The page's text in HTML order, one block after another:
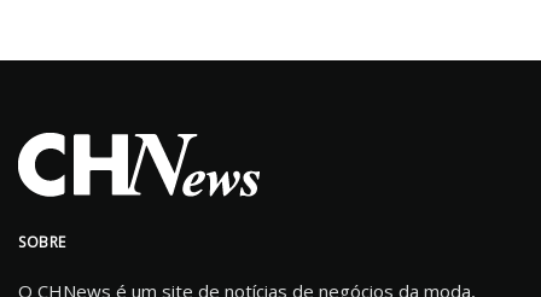
SOBRE
O CHNews é um site de notícias de negócios da moda,